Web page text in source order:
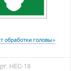
обработки головы»
НЕС-18